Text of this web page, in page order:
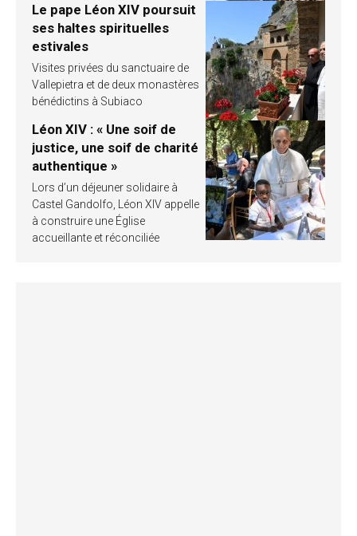
Le pape Léon XIV poursuit
ses haltes spirituelles
estivales
Visites privées du sanctuaire de
Vallepietra et de deux monastères
bénédictins à Subiaco
Léon XIV : « Une soif de
justice, une soif de charité
authentique »
Lors d’un déjeuner solidaire à
Castel Gandolfo, Léon XIV appelle
à construire une Église
accueillante et réconciliée